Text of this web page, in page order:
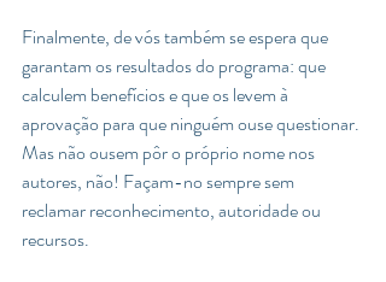
Finalmente, de vós também se espera que
garantam os resultados do programa: que
calculem benefícios e que os levem à
aprovação para que ninguém ouse questionar.
Mas não ousem pôr o próprio nome nos
autores, não! Façam-no sempre sem
reclamar reconhecimento, autoridade ou
recursos.